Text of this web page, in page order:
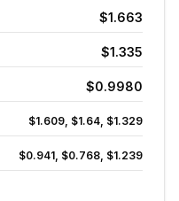
$1.663
$1.335
$0.9980
$1.609, $1.64, $1.329
$0.941, $0.768, $1.239